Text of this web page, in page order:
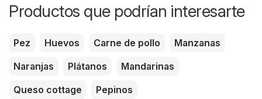
Productos que podrían interesarte
Pez Huevos Carne de pollo
Manzanas
Naranjas
Plátanos
Mandarinas
Queso cottage
Pepinos